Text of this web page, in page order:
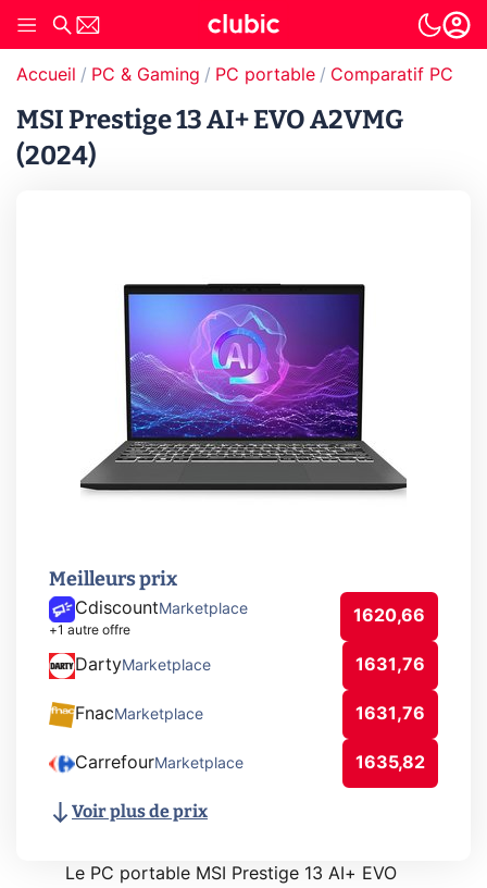
Accueil PC & Gaming PC portable Comparatif PC
MSI Prestige 13 AI+ EVO A2VMG
(2024)
Meilleurs prix
Cdiscount Marketplace
+1 autre offre
1620,66
DartyMarketplace 1631,76
Fnac Marketplace 1631,76
CarrefourMarketplace 1635,82
Voir plus de prix
Le PC portable MSI Prestige 13 AI+ EVO